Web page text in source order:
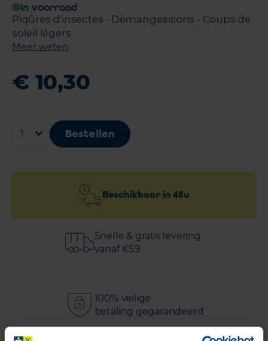
In voorraad
Piqûres d'insectes - Démangeaisons - Coups de
soleil légers
Meer weten
€ 10,30
Bestellen
Beschikbaar in 48u
Snelle & gratis levering
vanaf €59
100% veilige
betaling gegarandeerd